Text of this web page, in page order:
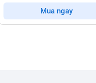
Mua ngay